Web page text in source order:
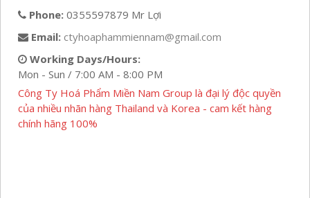
Phone: 0355597879 Mr Lợi
Email: ctyhoaphammiennam@gmail.com
Working Days/Hours:
Mon - Sun / 7:00 AM - 8:00 PM
Công Ty Hoá Phẩm Miền Nam Group là đại lý độc quyền
của nhiều nhãn hàng Thailand và Korea - cam kết hàng
chính hãng 100%